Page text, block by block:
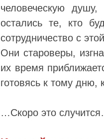
человеческую
остались те, кто
сотрудничество с
Они староверы,
их время
готовясь к тому дню,
…Скоро это